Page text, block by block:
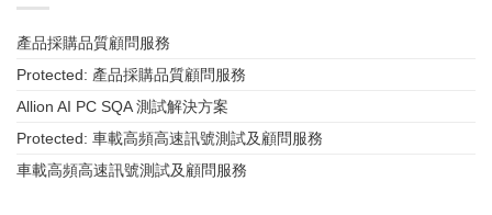
產品採購品質顧問服務
Protected: 產品採購品質顧問服務
Allion AI PC SQA 測試解決方案
Protected: 車載高頻高速訊號測試及顧問服務
車載高頻高速訊號測試及顧問服務